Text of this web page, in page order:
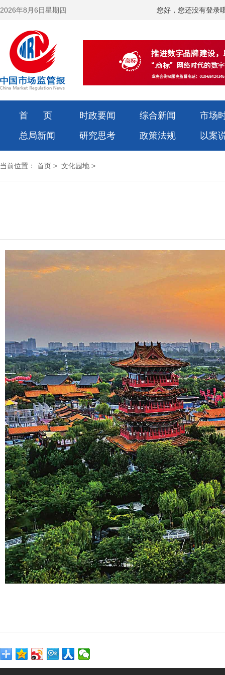
2026年8月6日星期四 您好，您还没有登录
首 页 时政要闻 综合新闻
市场
总局新闻
研究思考 政策法规 以案
当前位置： 首页 > 文化园地 >